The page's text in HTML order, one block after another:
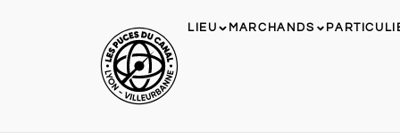
LIEU MARCHANDS